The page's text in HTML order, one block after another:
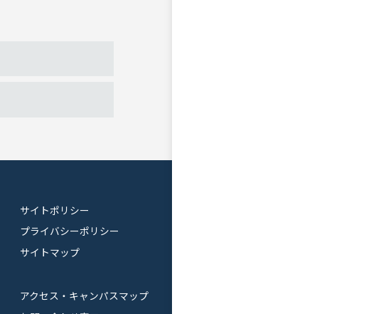
サイトポリシー
プライバシーポリシー
サイトマップ
アクセス・キャンパスマップ